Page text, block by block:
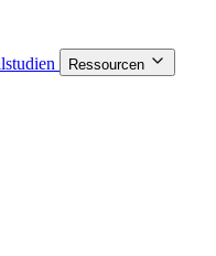
Ressourcen